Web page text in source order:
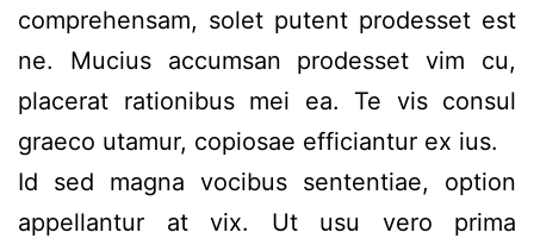
comprehensam, solet putent prodesset est
ne. Mucius accumsan prodesset vim cu,
placerat rationibus mei ea. Te vis consul
graeco utamur, copiosae efficiantur ex ius.
Id sed magna vocibus sententiae, option
appellantur at vix. Ut usu vero prima